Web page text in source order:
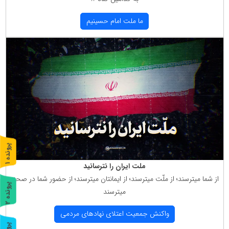
ما ملت امام حسینیم
ملت ایران را نترسانید
از شما میترسند؛ از ملّت میترسند؛ از ایمانتان میترسند؛ از حضور شما در صحنه
میترسند
واكنش جمعیت اعتلای نهادهای مردمی
پ
ر
و
ن
د
ه
1
پ
ر
و
ن
د
ه
2